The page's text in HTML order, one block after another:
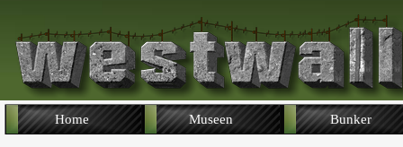
Home Museen Bunker